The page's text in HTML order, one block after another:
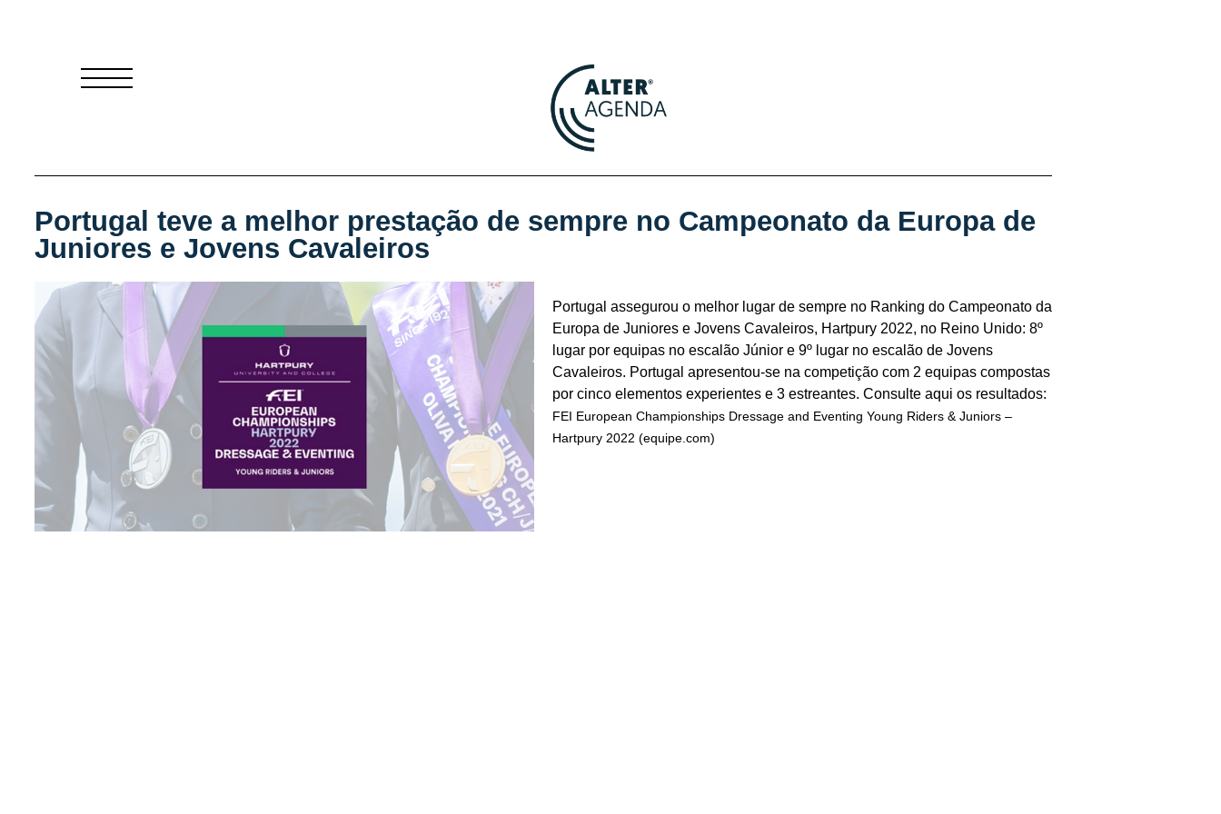
Portugal teve a melhor prestação de sempre no Campeonato da Europa de
Juniores e Jovens Cavaleiros
Portugal assegurou o melhor lugar de sempre no Ranking do Campeonato da
Europa de Juniores e Jovens Cavaleiros, Hartpury 2022, no Reino Unido: 8º
lugar por equipas no escalão Júnior e 9º lugar no escalão de Jovens
Cavaleiros. Portugal apresentou-se na competição com 2 equipas compostas
por cinco elementos experientes e 3 estreantes. Consulte aqui os resultados:
FEI European Championships Dressage and Eventing Young Riders & Juniors –
Hartpury 2022 (equipe.com)